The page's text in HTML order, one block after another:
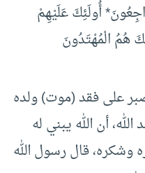
أُولَئِكَ عَلَيْهِمْ
هُمُ الْمُهْتَدُونَ
على فقد (موت) ولده
أن الله يبني له
وشكره، قال رسول الله